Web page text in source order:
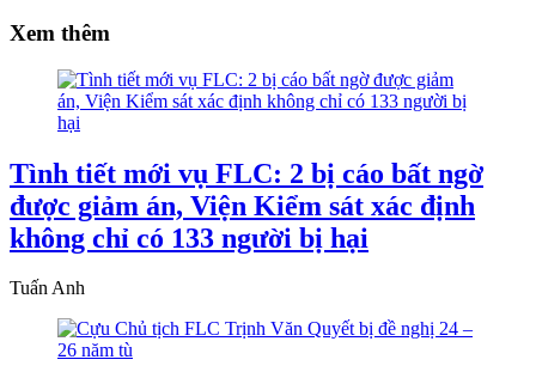
Xem thêm
Tình tiết mới vụ FLC: 2 bị cáo bất ngờ
được giảm án, Viện Kiểm sát xác định
không chỉ có 133 người bị hại
Tuấn Anh